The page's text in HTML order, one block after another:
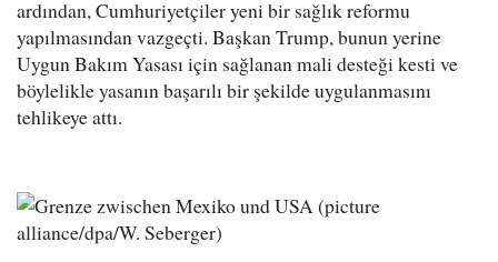
ardından, Cumhuriyetçiler yeni bir sağlık reformu
yapılmasından vazgeçti. Başkan Trump, bunun yerine
Uygun Bakım Yasası için sağlanan mali desteği kesti ve
böylelikle yasanın başarılı bir şekilde uygulanmasını
tehlikeye attı.